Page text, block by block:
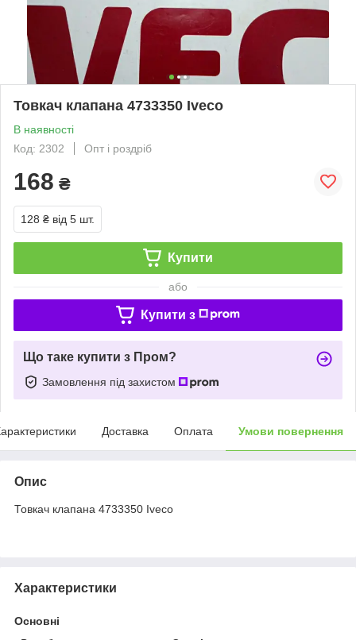
Товкач клапана 4733350 Iveco
В наявності
Код: 2302
Опт і роздріб
168 ₴
128 ₴ від 5 шт.
Купити
або
Купити з
Що таке купити з Пром?
Замовлення під захистом
Доставка Оплата Умови повернення
Опис
Товкач клапана 4733350 Iveco
Характеристики
Основні